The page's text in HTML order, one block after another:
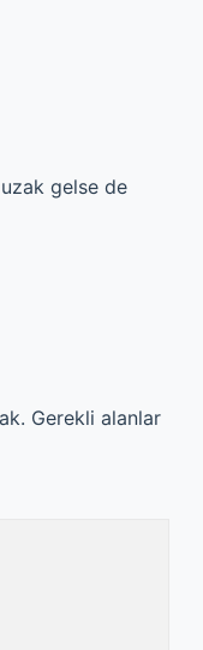
gelse de
Gerekli alanlar